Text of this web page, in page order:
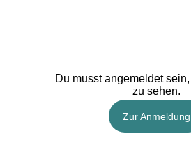
Du musst angemeldet sein,
zu sehen.
Zur Anmeldung